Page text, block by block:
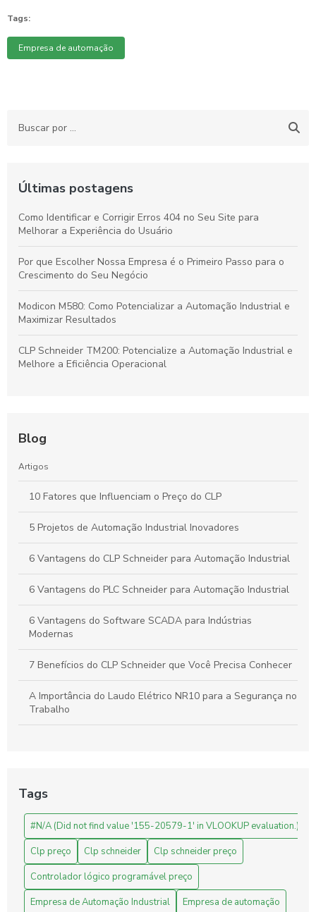
Tags:
Empresa de automação
Últimas postagens
Como Identificar e Corrigir Erros 404 no Seu Site para
Melhorar a Experiência do Usuário
Por que Escolher Nossa Empresa é o Primeiro Passo para o
Crescimento do Seu Negócio
Modicon M580: Como Potencializar a Automação Industrial e
Maximizar Resultados
CLP Schneider TM200: Potencialize a Automação Industrial e
Melhore a Eficiência Operacional
Blog
Artigos
10 Fatores que Influenciam o Preço do CLP
5 Projetos de Automação Industrial Inovadores
6 Vantagens do CLP Schneider para Automação Industrial
6 Vantagens do PLC Schneider para Automação Industrial
6 Vantagens do Software SCADA para Indústrias
Modernas
7 Benefícios do CLP Schneider que Você Precisa Conhecer
A Importância do Laudo Elétrico NR10 para a Segurança no
Trabalho
Sua Empresa
Automação Industrial: Melhore a Eficiência e Produtividade
da Sua Empresa
Avaliação de Projetos de Engenharia: Melhore Seus
Resultados com Análises Precisas
Tags
#N/A (Did not find value '155-20579-1' in VLOOKUP evaluation.)
Clp preço
Clp schneider
Clp schneider preço
Controlador lógico programável preço
Empresa de Automação Industrial
Empresa de automação